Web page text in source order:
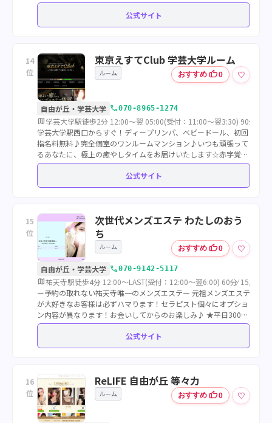
公式サイト
14
位
東京えすてClub 学芸大学ルーム
ルーム おすすめ thumb_up0 ♡
自由が丘・学芸大学 call070-8965-1274
map学芸大学駅徒歩2分 12:00～翌 05:00(受付：11:00〜翌3:30) 90分⁄
学芸大学駅西口からすぐ！ディープリンパ、ベビードール、初回
指名料無料♪完全個室のワンルームマンション♪いつも頑張って
るあなたに、極上の癒やしタイムをお届けいたします☆赤字覚悟
【オープン割引】超お得！全コースオールタイム2000円割！
公式サイト
15
位
次世代メンズエステ わたしのおう
ち
ルーム おすすめ thumb_up0
♡
自由が丘・学芸大学 call070-9142-5117
map祐天寺駅徒歩4分 12:00～LAST(受付：12:00～翌6:00) 60分⁄ 15,000
ー予約の取れない祐天寺唯一のメンズエステー 元祖メンズエステ
が大好きなお客様は必ずハマります！セラピスト個々にオプショ
ン内容が異なります！お会いしてからのお楽しみ♪ ★平日3000
円引き 休日2000円引き 新人割4000円引き★
公式サイト
16
位
ReLIFE 自由が丘 等々力
ルーム おすすめ thumb_up0 ♡